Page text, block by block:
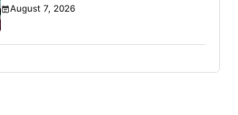
August 7, 2026